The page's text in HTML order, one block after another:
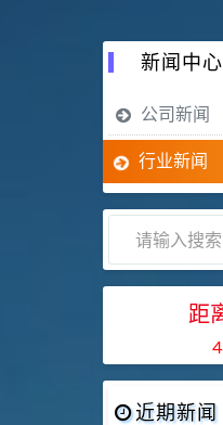
新闻中心
公司新闻
行业新闻
距
近期新闻